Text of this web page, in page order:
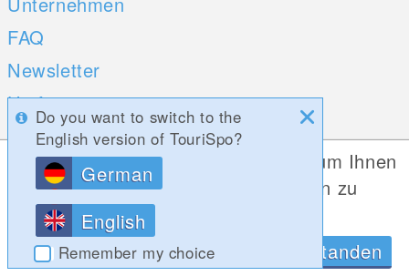
FAQ
Newsletter
Umfragen
Mobile Apps
iOS
Android
Social Web
Do you want to switch to the
English version of TouriSpo?
German
English
Remember my choice
Diese Website verwendet Cookies, um Ihnen
die bestmögliche Funktionalität bieten zu
können.
Datenschutzrichtlinien
OK, Verstanden